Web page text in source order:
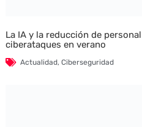
La IA y la reducción de
ciberataques en verano
Actualidad, Ciberseguridad